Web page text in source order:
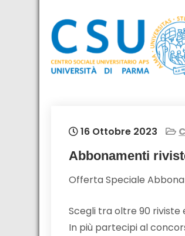
Universitario
APS
di Parma
16 Ottobre 2023
Abbonamenti
Offerta Speciale
Scegli tra oltre 90 riviste
In più partecipi al